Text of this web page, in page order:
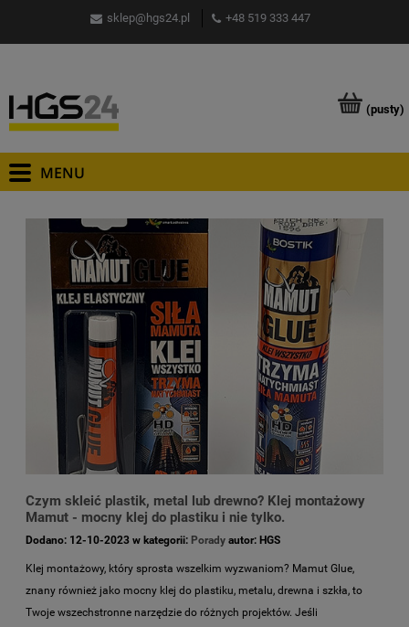
sklep@hgs24.pl +48 519 333 447
(pusty)
Czym skleić plastik, metal lub drewno? Klej montażowy
Mamut - mocny klej do plastiku i nie tylko.
Dodano: 12-10-2023 w kategorii: Porady autor: HGS
Klej montażowy, który sprosta wszelkim wyzwaniom? Mamut Glue,
znany również jako mocny klej do plastiku, metalu, drewna i szkła, to
Twoje wszechstronne narzędzie do różnych projektów. Jeśli